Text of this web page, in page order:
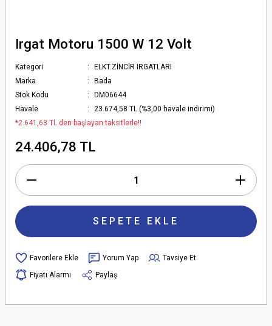
Irgat Motoru 1500 W 12 Volt
Kategori
ELKT.ZİNCİR IRGATLARI
Marka
Bada
Stok Kodu
DM06644
Havale
23.674,58 TL (%3,00 havale indirimi)
*2.641,63 TL den başlayan taksitlerle!!
24.406,78 TL
SEPETE EKLE
Yorum Yap
Tavsiye Et
Fiyatı Alarmı
Paylaş